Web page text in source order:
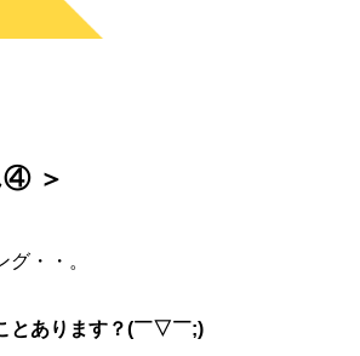
④ ＞
グ・・。
とあります？(￣▽￣;)